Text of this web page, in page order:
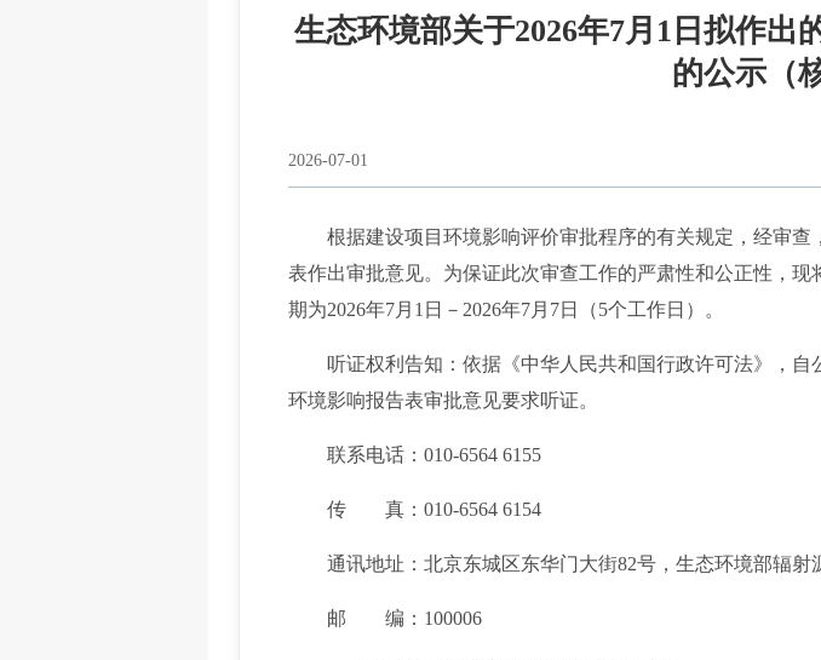
生态环境部关于2026年7月1日拟作
的公示（
2026-07-01
根据建设项目环境影响评价审批程序的有关规定，经审查
表作出审批意见。为保证此次审查工作的严肃性和公正性，
期为2026年7月1日－2026年7月7日（5个工作日）。
听证权利告知：依据《中华人民共和国行政许可法》，自
环境影响报告表审批意见要求听证。
联系电话：010-6564 6155
传 真：010-6564 6154
通讯地址：北京东城区东华门大街82号，生态环境部辐射
邮 编：100006